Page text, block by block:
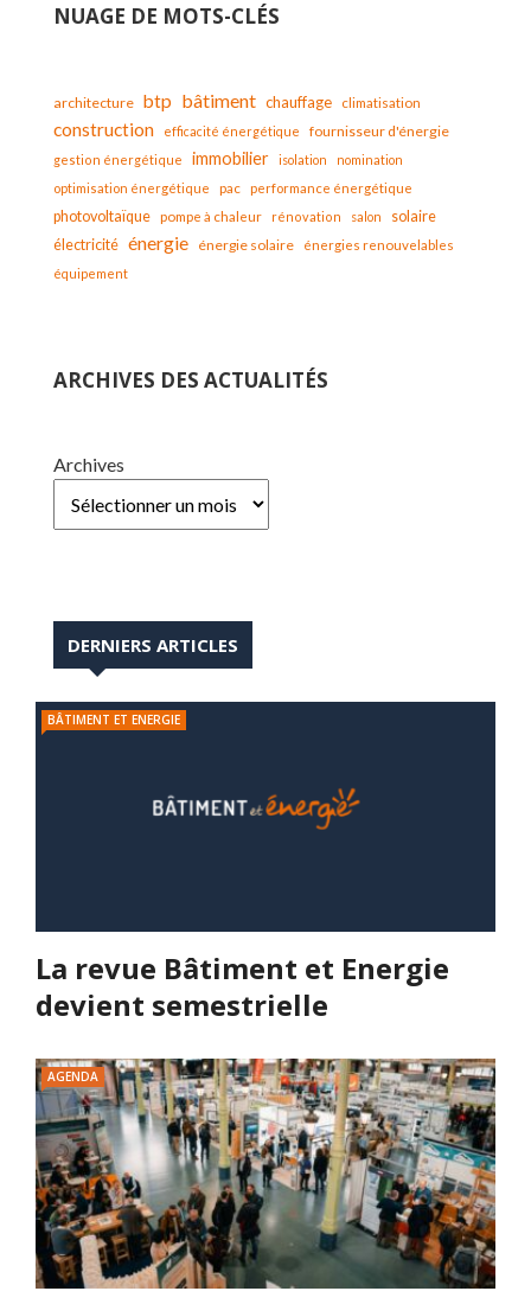
NUAGE DE MOTS-CLÉS
architecture btp bâtiment chauffage climatisation
construction efficacité énergétique fournisseur d'énergie
gestion énergétique immobilier isolation
nomination
optimisation énergétique
pac performance énergétique
photovoltaïque pompe à chaleur rénovation salon solaire
électricité énergie énergie solaire
énergies renouvelables
équipement
ARCHIVES DES ACTUALITÉS
Archives
DERNIERS ARTICLES
BÂTIMENT ET ENERGIE
La revue Bâtiment et Energie
devient semestrielle
AGENDA